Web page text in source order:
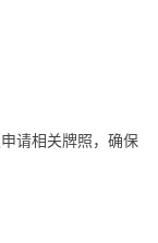
请相关牌照，确保